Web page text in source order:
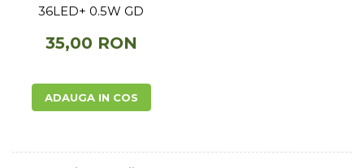
36LED+ 0.5W GD
35,00 RON
ADAUGA IN COS